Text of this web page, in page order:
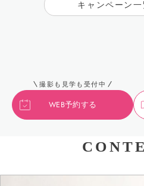
キャンペーン
撮影も見学も受付中
WEB予約する